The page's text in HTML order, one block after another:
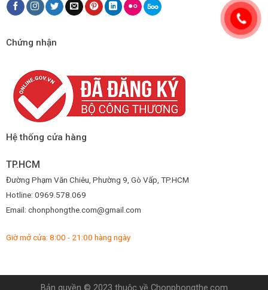
Chứng nhận
Hệ thống cửa hàng
TP.HCM
Đường Phạm Văn Chiêu, Phường 9, Gò Vấp, TP.HCM
Hotline: 0969.578.069
Email: chonphongthe.com@gmail.com
Giờ mở cửa: 8:00 - 21:00 hàng ngày
Bản quyền © 2023 thuộc về Chonphongthe.com